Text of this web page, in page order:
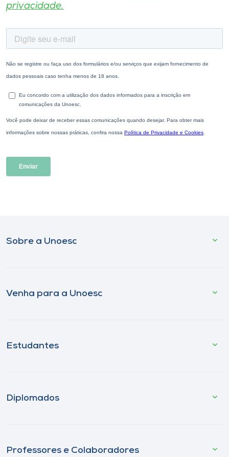
privacidade.
Sobre a Unoesc
Venha para a Unoesc
Estudantes
Diplomados
Professores e Colaboradores